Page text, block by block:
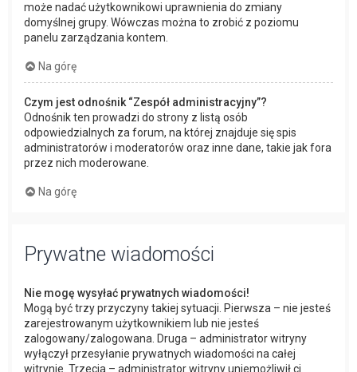
może nadać użytkownikowi uprawnienia do zmiany
domyślnej grupy. Wówczas można to zrobić z poziomu
panelu zarządzania kontem.
Na górę
Czym jest odnośnik “Zespół administracyjny”?
Odnośnik ten prowadzi do strony z listą osób
odpowiedzialnych za forum, na której znajduje się spis
administratorów i moderatorów oraz inne dane, takie jak fora
przez nich moderowane.
Na górę
Prywatne wiadomości
Nie mogę wysyłać prywatnych wiadomości!
Mogą być trzy przyczyny takiej sytuacji. Pierwsza – nie jesteś
zarejestrowanym użytkownikiem lub nie jesteś
zalogowany/zalogowana. Druga – administrator witryny
wyłączył przesyłanie prywatnych wiadomości na całej
witrynie. Trzecia – administrator witryny uniemożliwił ci